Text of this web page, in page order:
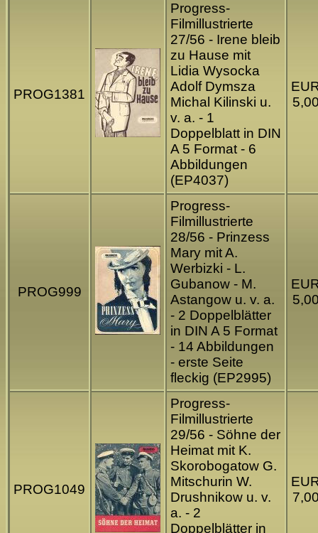
PROG1381
Progress-
Filmillustrierte
27/56 - Irene bleib
zu Hause mit
Lidia Wysocka
Adolf Dymsza
Michal Kilinski u.
v. a. - 1
Doppelblatt in DIN
A 5 Format - 6
Abbildungen
(EP4037)
PROG999
Progress-
Filmillustrierte
28/56 - Prinzess
Mary mit A.
Werbizki - L.
Gubanow - M.
Astangow u. v. a.
- 2 Doppelblätter
in DIN A 5 Format
- 14 Abbildungen
- erste Seite
fleckig (EP2995)
PROG1049
Progress-
Filmillustrierte
29/56 - Söhne der
Heimat mit K.
Skorobogatow G.
Mitschurin W.
Drushnikow u. v.
a. - 2
Doppelblätter in